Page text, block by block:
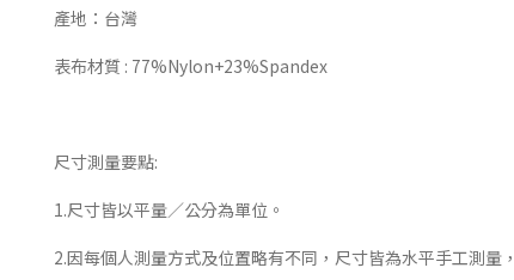
產地：台灣
表布材質 : 77%Nylon+23%Spandex
尺寸測量要點:
1.尺寸皆以平量／公分為單位。
2.因每個人測量方式及位置略有不同，尺寸皆為水平手工測